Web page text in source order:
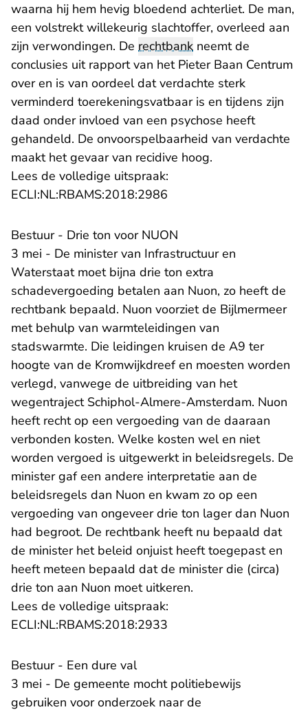
waarna hij hem hevig bloedend achterliet. De man,
een volstrekt willekeurig slachtoffer, overleed aan
zijn verwondingen. De rechtbank neemt de
conclusies uit rapport van het Pieter Baan Centrum
over en is van oordeel dat verdachte sterk
verminderd toerekeningsvatbaar is en tijdens zijn
daad onder invloed van een psychose heeft
gehandeld. De onvoorspelbaarheid van verdachte
maakt het gevaar van recidive hoog.
Lees de volledige uitspraak:
ECLI:NL:RBAMS:2018:2986
Bestuur - Drie ton voor NUON
3 mei - De minister van Infrastructuur en
Waterstaat moet bijna drie ton extra
schadevergoeding betalen aan Nuon, zo heeft de
rechtbank bepaald. Nuon voorziet de Bijlmermeer
met behulp van warmteleidingen van
stadswarmte. Die leidingen kruisen de A9 ter
hoogte van de Kromwijkdreef en moesten worden
verlegd, vanwege de uitbreiding van het
wegentraject Schiphol-Almere-Amsterdam. Nuon
heeft recht op een vergoeding van de daaraan
verbonden kosten. Welke kosten wel en niet
worden vergoed is uitgewerkt in beleidsregels. De
minister gaf een andere interpretatie aan de
beleidsregels dan Nuon en kwam zo op een
vergoeding van ongeveer drie ton lager dan Nuon
had begroot. De rechtbank heeft nu bepaald dat
de minister het beleid onjuist heeft toegepast en
heeft meteen bepaald dat de minister die (circa)
drie ton aan Nuon moet uitkeren.
Lees de volledige uitspraak:
ECLI:NL:RBAMS:2018:2933
Bestuur - Een dure val
3 mei - De gemeente mocht politiebewijs
gebruiken voor onderzoek naar de